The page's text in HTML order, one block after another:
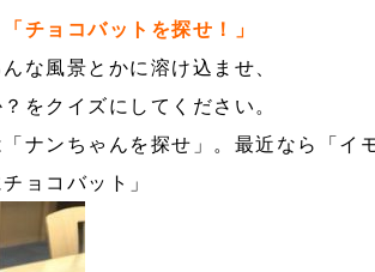
「チョコバットを探せ！」
な風景とかに溶け込ませ、
をクイズにしてください。
「ナンちゃんを探せ」。最近なら「
ョコバット」